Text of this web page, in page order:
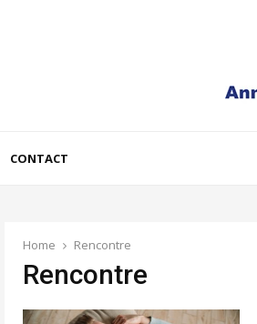
CONTACT
Home Rencontre
Rencontre